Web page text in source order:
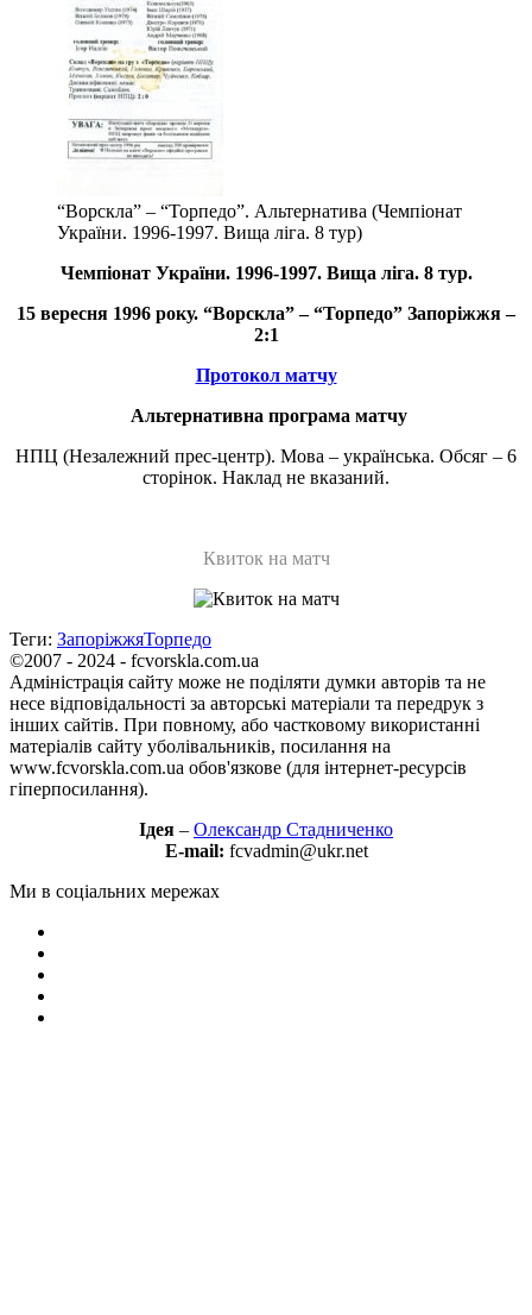
“Ворскла” – “Торпедо”. Альтернатива (Чемпіонат
України. 1996-1997. Вища ліга. 8 тур)
Чемпіонат України. 1996-1997. Вища ліга. 8 тур.
15 вересня 1996 року. “Ворскла” – “Торпедо” Запоріжжя –
2:1
Протокол матчу
Альтернативна програма матчу
НПЦ (Незалежний прес-центр). Мова – українська. Обсяг – 6
сторінок. Наклад не вказаний.
Квиток на матч
Теги: ЗапоріжжяТорпедо
©2007 - 2024 - fcvorskla.com.ua
Адміністрація сайту може не поділяти думки авторів та не
несе відповідальності за авторські матеріали та передрук з
інших сайтів. При повному, або частковому використанні
матеріалів сайту уболівальників, посилання на
www.fcvorskla.com.ua обов'язкове (для інтернет-ресурсів
гіперпосилання).
Ідея – Олександр Стадниченко
E-mail: fcvadmin@ukr.net
Ми в соціальних мережах